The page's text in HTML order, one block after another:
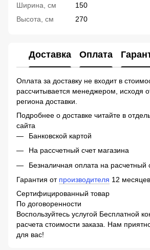
Ширина, см
150
Высота, см
270
Доставка Оплата
Оплата за доставку не входит в
рассчитывается менеджером, исходя
региона доставки.
Подробнее о доставке читайте в
сайта
Банковской картой
На рассчетный счет магазина
Безналичная оплата на расчетный
Гарантия от производителя 12 месяцев.
Сертифицированный товар
По договоренности
Воспользуйтесь услугой Бесплатной
расчета стоимости заказа. Нам
для вас!